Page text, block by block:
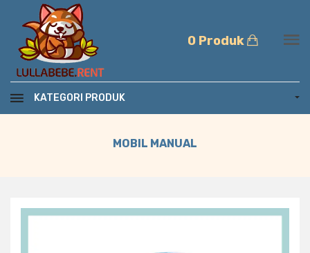
0 Produk
KATEGORI PRODUK
MOBIL MANUAL